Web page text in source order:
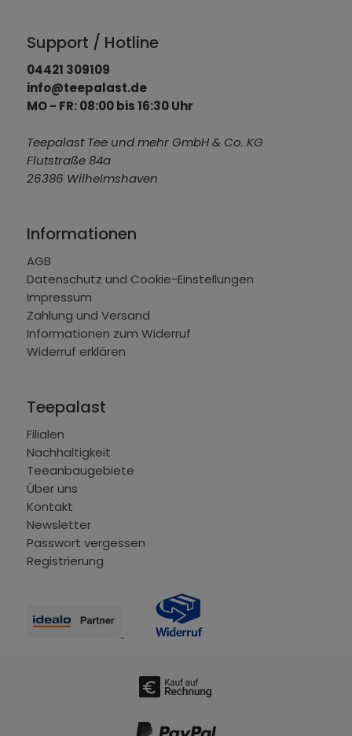
Support / Hotline
04421 309109
info@teepalast.de
MO - FR: 08:00 bis 16:30 Uhr
Teepalast Tee und mehr GmbH & Co. KG
Flutstraße 84a
26386 Wilhelmshaven
Informationen
AGB
Datenschutz und Cookie-Einstellungen
Impressum
Zahlung und Versand
Informationen zum Widerruf
Widerruf erklären
Teepalast
Filialen
Nachhaltigkeit
Teeanbaugebiete
Über uns
Kontakt
Newsletter
Passwort vergessen
Registrierung